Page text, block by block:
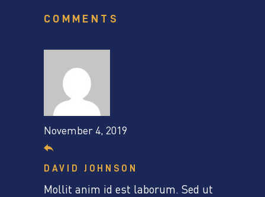
COMMENTS
November 4, 2019
DAVID JOHNSON
Mollit anim id est laborum. Sed ut